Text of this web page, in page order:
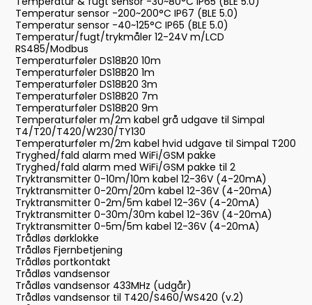
Temperatur sensor -200~200°C IP67 (BLE 5.0)
Temperatur sensor -40~125°C IP65 (BLE 5.0)
Temperatur/fugt/trykmåler 12-24V m/LCD
RS485/Modbus
Temperaturføler DS18B20 10m
Temperaturføler DS18B20 1m
Temperaturføler DS18B20 3m
Temperaturføler DS18B20 7m
Temperaturføler DS18B20 9m
Temperaturføler m/2m kabel grå udgave til Simpal
T4/T20/T420/W230/TY130
Temperaturføler m/2m kabel hvid udgave til Simpal T200
Tryghed/fald alarm med WiFi/GSM pakke
Tryghed/fald alarm med WiFi/GSM pakke til 2
Tryktransmitter 0-10m/10m kabel 12-36V (4-20mA)
Tryktransmitter 0-20m/20m kabel 12-36V (4-20mA)
Tryktransmitter 0-2m/5m kabel 12-36V (4-20mA)
Tryktransmitter 0-30m/30m kabel 12-36V (4-20mA)
Tryktransmitter 0-5m/5m kabel 12-36V (4-20mA)
Trådløs dørklokke
Trådløs Fjernbetjening
Trådløs portkontakt
Trådløs vandsensor
Trådløs vandsensor 433MHz (udgår)
Trådløs vandsensor til T420/S460/WS420 (v.2)